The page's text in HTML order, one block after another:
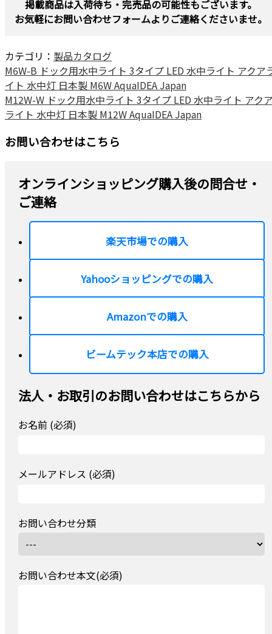
掲載商品は入荷待ち・完売品の可能性もございます。
お気軽にお問い合わせフォームよりご連絡くださいませ。
カテゴリ： 製品カタログ
M6W-B ドック用水中ライト 3タイプ LED 水中ライト アクア
イト 水中灯 日本製 M6W AquaIDEA Japan
M12W-W ドック用水中ライト 3タイプ LED 水中ライト アク
ライト 水中灯 日本製 M12W AquaIDEA Japan
お問い合わせはこちら
オンラインショッピング購入後の問合せ・
ご連絡
楽天市場での購入
Yahooショッピングでの購入
Amazonでの購入
ビームテック本店での購入
法人・お取引のお問い合わせはこちらから
お名前 (必須)
メールアドレス (必須)
お問い合わせ分類
お問い合わせ本文(必須)